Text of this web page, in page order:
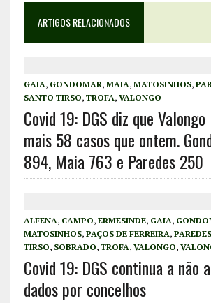
ARTIGOS RELACIONADOS
GAIA, GONDOMAR, MAIA, MATOSINHOS,
SANTO TIRSO, TROFA, VALONGO
Covid 19: DGS diz que
mais 58 casos que ontem.
894, Maia 763 e Paredes 250
ALFENA, CAMPO, ERMESINDE, GAIA,
MATOSINHOS, PAÇOS DE FERREIRA, PAREDES
TIRSO, SOBRADO, TROFA, VALONGO,
Covid 19: DGS continua a não
dados por concelhos